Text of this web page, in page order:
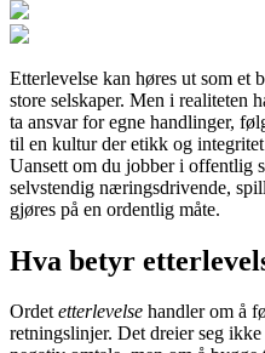
Etterlevelse kan høres ut som et
store selskaper. Men i realiteten
ta ansvar for egne handlinger,
til en kultur der etikk og
Uansett om du jobber i offentlig
selvstendig næringsdrivende,
gjøres på en ordentlig måte.
Hva betyr
Ordetetterlevelse handler om å
retningslinjer. Det dreier seg